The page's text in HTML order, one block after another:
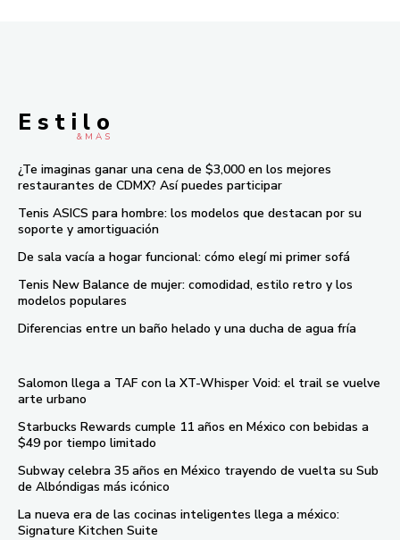
E s t i l o
& M À S
¿Te imaginas ganar una cena de $3,000 en los mejores
restaurantes de CDMX? Así puedes participar
Tenis ASICS para hombre: los modelos que destacan por su
soporte y amortiguación
De sala vacía a hogar funcional: cómo elegí mi primer sofá
Tenis New Balance de mujer: comodidad, estilo retro y los
modelos populares
Diferencias entre un baño helado y una ducha de agua fría
Salomon llega a TAF con la XT-Whisper Void: el trail se vuelve
arte urbano
Starbucks Rewards cumple 11 años en México con bebidas a
$49 por tiempo limitado
Subway celebra 35 años en México trayendo de vuelta su Sub
de Albóndigas más icónico
La nueva era de las cocinas inteligentes llega a méxico:
Signature Kitchen Suite